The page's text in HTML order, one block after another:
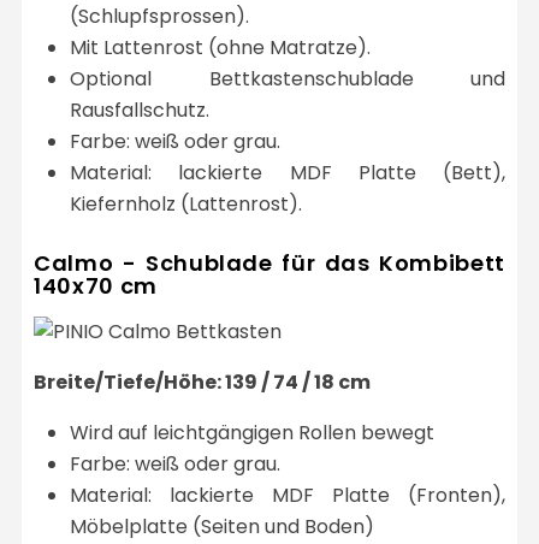
(Schlupfsprossen).
Mit Lattenrost (ohne Matratze).
Optional Bettkastenschublade und
Rausfallschutz.
Farbe: weiß oder grau.
Material: lackierte MDF Platte (Bett),
Kiefernholz (Lattenrost).
Calmo - Schublade für das Kombibett
140x70 cm
Breite/Tiefe/Höhe: 139 / 74 / 18 cm
Wird auf leichtgängigen Rollen bewegt
Farbe: weiß oder grau.
Material: lackierte MDF Platte (Fronten),
Möbelplatte (Seiten und Boden)